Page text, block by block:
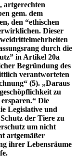
artgerechten
gem. dem
den “ethischen
Dieser
durch die
in Artikel 20a
Begründung des
verantworteten
(5). „Daraus
zu
Die
Legislative und
der Tiere zu
um nicht
artgemäßer
ihrer Lebensräume